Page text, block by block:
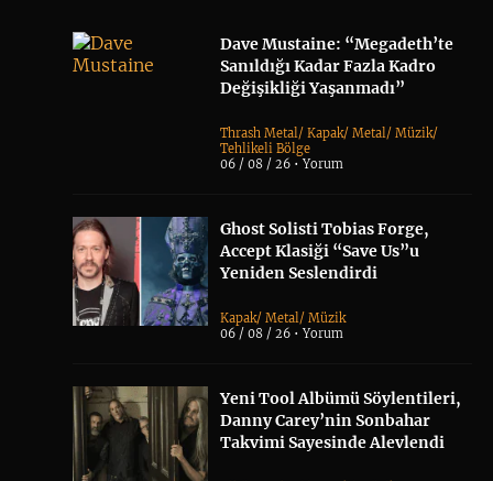
Dave Mustaine: “Megadeth’te
Sanıldığı Kadar Fazla Kadro
Değişikliği Yaşanmadı”
Thrash Metal/Kapak/Metal/Müzik/
Tehlikeli Bölge
06 / 08 / 26 •Yorum
Ghost Solisti Tobias Forge,
Accept Klasiği “Save Us”u
Yeniden Seslendirdi
Kapak/Metal/Müzik
06 / 08 / 26 •Yorum
Yeni Tool Albümü Söylentileri,
Danny Carey’nin Sonbahar
Takvimi Sayesinde Alevlendi